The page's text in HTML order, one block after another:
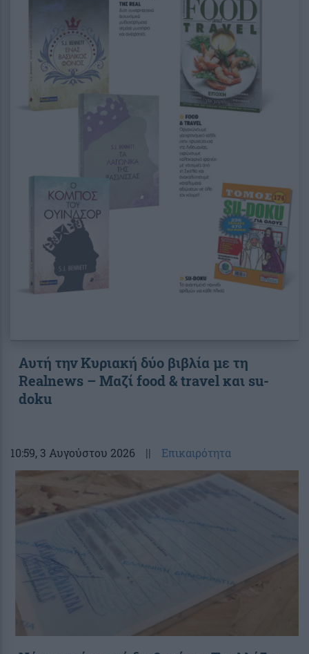
Αυτή την Κυριακή δύο βιβλία με τη
Realnews – Μαζί food & travel και su-
doku
10:59, 3 Αυγούστου 2026 || Επικαιρότητα